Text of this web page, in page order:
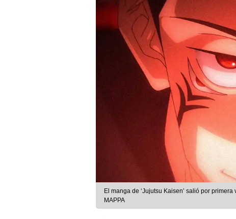
El manga de ‘Jujutsu Kaisen’ salió por
MAPPA